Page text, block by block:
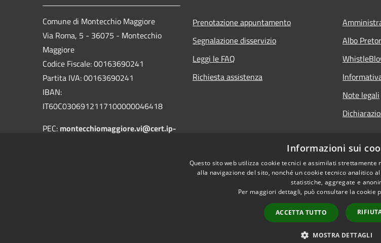
Comune di Montecchio Maggiore
Via Roma, 5 - 36075 - Montecchio
Maggiore
Codice Fiscale: 00163690241
Partita IVA: 00163690241
IBAN:
IT60C0306912117100000046418
PEC: montecchiomaggiore.vi@cert.ip-
Prenotazione appuntamento
Segnalazione disservizio
Leggi le FAQ
Richiesta assistenza
Albo
Note legali
Informazioni sui
Questo sito web utilizza cookie tecnici e assimilati strettamente
alla navigazione del sito, nonché un cookie tecnico analitico
statistiche, aggregate e
Per maggiori dettagli, può consultare la cookie
ACCETTA TUTTO
MOSTRA DETTAGLI